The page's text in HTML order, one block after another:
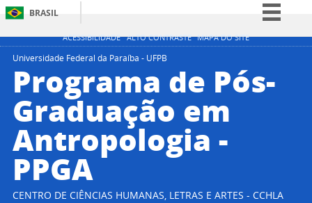
ACESSIBILIDADE ALTO CONTRASTE MAPA DO SITE
BRASIL
Simplifique!
Participe
Legislação
Canais
Universidade Federal da Paraíba - UFPB
Programa de Pós-
Graduação em
Antropologia -
PPGA
CENTRO DE CIÊNCIAS HUMANAS, LETRAS E ARTES - CCHLA